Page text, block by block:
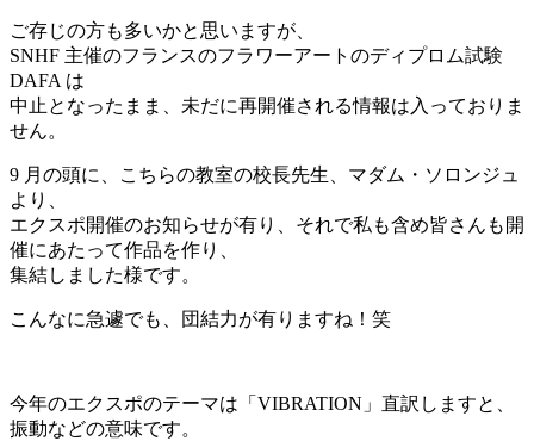
ご存じの方も多いかと思いますが、
SNHF 主催のフランスのフラワーアートのディプロム試験
DAFA は
中止となったまま、未だに再開催される情報は入っておりま
せん。
9 月の頭に、こちらの教室の校長先生、マダム・ソロンジュ
より、
エクスポ開催のお知らせが有り、それで私も含め皆さんも開
催にあたって作品を作り、
集結しました様です。
こんなに急遽でも、団結力が有りますね！笑
今年のエクスポのテーマは「VIBRATION」直訳しますと、
振動などの意味です。